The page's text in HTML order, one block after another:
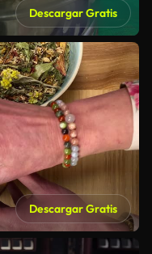
Descargar Gratis
Descargar Gratis